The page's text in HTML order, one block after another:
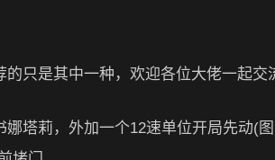
只是其中一种，欢迎各位大佬一起交
塔莉，外加一个12速单位开局先动(